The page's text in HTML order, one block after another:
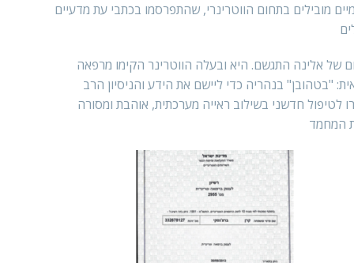
מובילים בתחום הווטרינרי, שהתפרסמו בכתבי עת מדעיים
של אלינה התגשם. היא ובעלה הווטרינר הקימו מרפאה
"בטהובן" בנהריה כדי ליישם את הידע והניסיון הרב
לטיפול חדשני בשילוב ראייה מערכתית, אוהבת ומסורה
המחמד